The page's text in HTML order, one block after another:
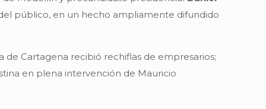
público, en un hecho ampliamente difundido
de Cartagena recibió rechiflas de empresarios;
en plena intervención de Mauricio